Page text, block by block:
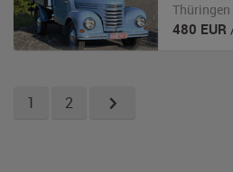
Thüringen
480 EUR
1 2